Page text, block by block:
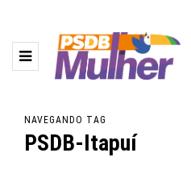
NAVEGANDO TAG
PSDB-Itapuí